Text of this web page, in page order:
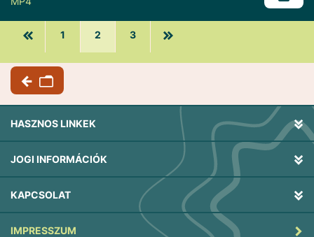
1 2 3
HASZNOS LINKEK
JOGI INFORMÁCIÓK
KAPCSOLAT
IMPRESSZUM